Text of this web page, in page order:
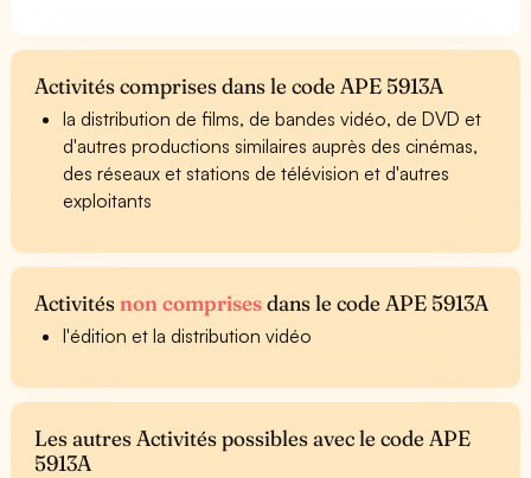
Activités comprises dans le code APE 5913A
la distribution de films, de bandes vidéo, de DVD et
d'autres productions similaires auprès des cinémas,
des réseaux et stations de télévision et d'autres
exploitants
Activitésnon comprisesdans le code APE 5913A
l'édition et la distribution vidéo
Les autres Activités possibles avec le code APE
5913A